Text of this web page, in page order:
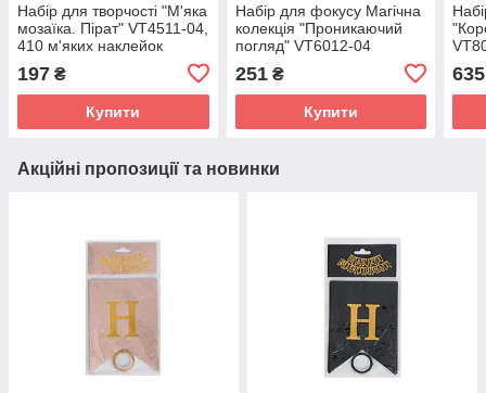
Набір для творчості "М'яка
мозаїка. Пірат" VT4511-04,
410 м'яких наклейок
197 ₴
Купити
Набір для фокусу Магічна
колекція "Проникаючий
погляд" VT6012-04
251₴
Купити
635
Акційні пропозиції та новинки